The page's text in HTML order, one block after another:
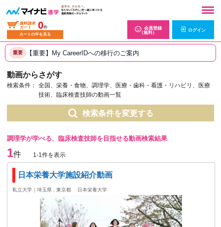
資料請求
カート
0件
カートの中を見る
会員登録
（無料）
ログイン
重要 【重要】My CareerIDへの移行のご案内
動画からさがす
検索条件：
全国、栄養・食物、調理学、医療・歯科・看護・リハビリ、医療
技術、臨床検査技師の動画一覧
検索条件を変更する
調理学が学べる、臨床検査技師を目指せる動画検索結果
1件 1-1件を表示
日本栄養大学施設紹介動画
私立大学｜埼玉県 , 東京都 日本栄養大学